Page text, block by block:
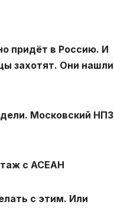
придёт в Россию. И
захотят. Они нашли
Московский НПЗ
с АСЕАН
с этим. Или